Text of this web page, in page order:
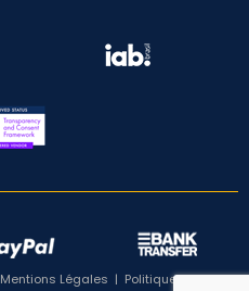
Mentions Légales | Politique de